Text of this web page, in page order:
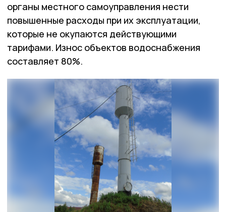
органы местного самоуправления нести
повышенные расходы при их эксплуатации,
которые не окупаются действующими
тарифами. Износ объектов водоснабжения
составляет 80%.